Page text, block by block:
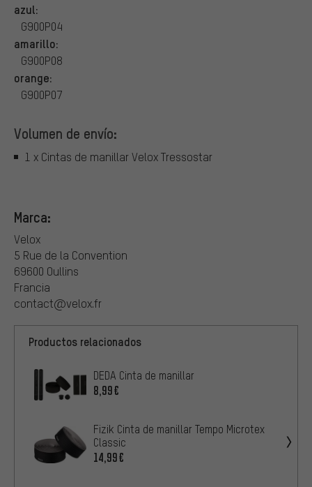
azul:
G900P04
amarillo:
G900P08
orange:
G900P07
Volumen de envío:
1 x Cintas de manillar Velox Tressostar
Marca:
Velox
5 Rue de la Convention
69600 Oullins
Francia
contact@velox.fr
Productos relacionados
DEDA Cinta de manillar
8,99€
Fizik Cinta de manillar Tempo Microtex
Classic
14,99€